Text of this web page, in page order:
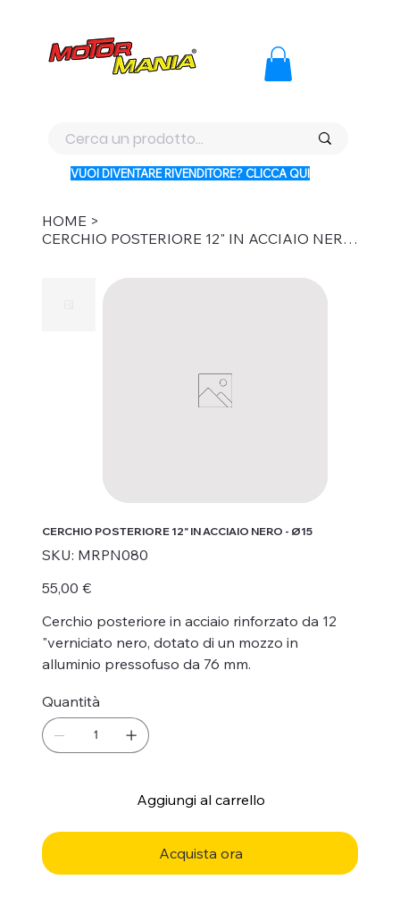
VUOI DIVENTARE RIVENDITORE? CLICCA QUI
HOME >
CERCHIO POSTERIORE 12" IN ACCIAIO NERO - Ø15
CERCHIO POSTERIORE 12" IN ACCIAIO NERO - Ø15
SKU: SKU
MRPN080
MRPN080
Prezzo
55,00 €
Cerchio posteriore in acciaio rinforzato da 12
"verniciato nero, dotato di un mozzo in
alluminio pressofuso da 76 mm.
Quantità
Aggiungi al carrello
Acquista ora